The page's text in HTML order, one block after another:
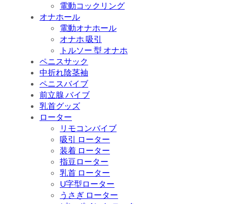
電動コックリング
オナホール
電動オナホール
オナホ 吸引
トルソー 型 オナホ
ペニスサック
中折れ陰茎袖
ペニスバイブ
前立腺 バイブ
乳首グッズ
ローター
リモコンバイブ
吸引 ローター
装着 ローター
指豆ローター
乳首 ローター
U字型ローター
うさぎ ローター